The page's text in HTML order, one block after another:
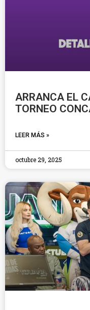
ARRANCA EL
TORNEO
LEER MÁS »
octubre 29, 2025